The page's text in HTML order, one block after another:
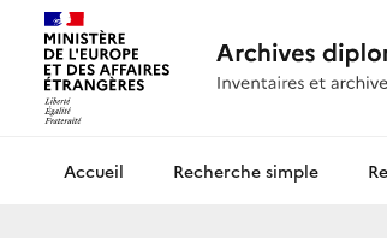
Archives diplomatiquesRecherche simple